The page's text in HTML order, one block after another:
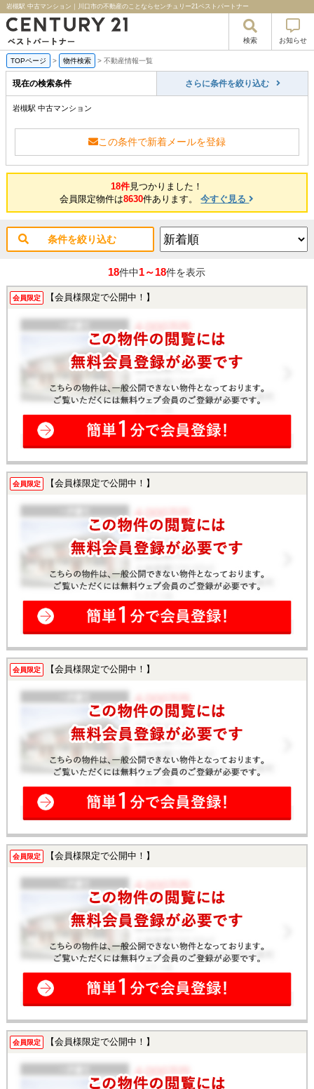
岩槻駅 中古マンション｜川口市の不動産のことならセンチュリー21ベストパートナー
検索 お知らせ
TOPページ > 物件検索 > 不動産情報一覧
現在の検索条件 さらに条件を絞り込む
岩槻駅 中古マンション
この条件で新着メールを登録
18件見つかりました！
会員限定物件は8630件あります。今すぐ見る
条件を絞り込む
18件中1～18件を表示
会員限定 【会員様限定で公開中！】
会員限定 【会員様限定で公開中！】
会員限定 【会員様限定で公開中！】
会員限定 【会員様限定で公開中！】
会員限定 【会員様限定で公開中！】